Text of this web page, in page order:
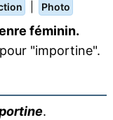
Photo
féminin.
"importine".
.